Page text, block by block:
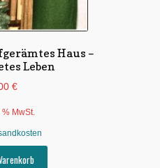
Haus –
Leben
€
MwSt.